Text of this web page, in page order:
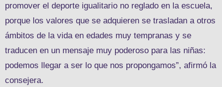
promover el deporte igualitario no reglado en la escuela,
porque los valores que se adquieren se trasladan a otros
ámbitos de la vida en edades muy tempranas y se
traducen en un mensaje muy poderoso para las niñas:
podemos llegar a ser lo que nos propongamos”, afirmó la
consejera.